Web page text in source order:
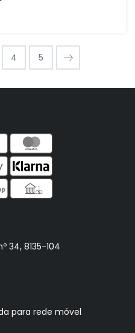
4 5
34, 8135-104
para rede móvel